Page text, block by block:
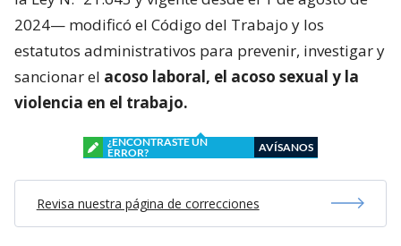
2024— modificó el Código del Trabajo y los
estatutos administrativos para prevenir, investigar y
sancionar el acoso laboral, el acoso sexual y la
violencia en el trabajo.
¿ENCONTRASTE UN
ERROR?
AVÍSANOS
Revisa nuestra página de correcciones